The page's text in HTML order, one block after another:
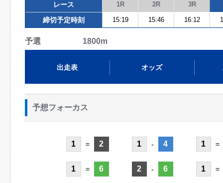
レース 1R 2R 3R
締切予定時刻 15:19 15:46 16:12
予選 1800m
出走表 オッズ
予想フォーカス
1 = 2
1 = 6
1 - 4
2 - 6
1 =
1 =